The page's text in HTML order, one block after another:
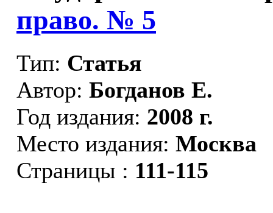
право. № 5
Тип: Статья
Автор: Богданов Е.
Год издания: 2008 г.
Место издания: Москва
Страницы : 111-115